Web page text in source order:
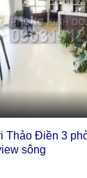
Thảo Điền 3
sông